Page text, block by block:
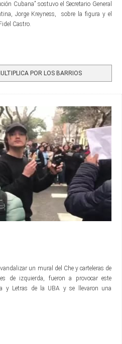
Cubana” sostuvo el Secretario General
Jorge Kreyness, sobre la figura y el
Castro.
POR LOS BARRIOS
un mural del Che y carteleras de
de izquierda, fueron a provocar este
y Letras de la UBA y se llevaron una